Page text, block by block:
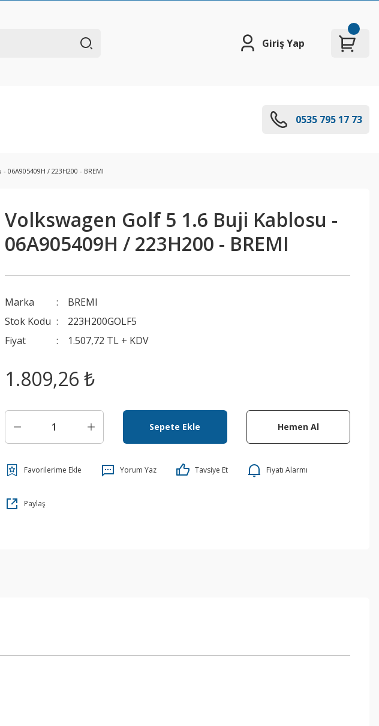
Giriş Yap
0535 795 17 73
06A905409H / 223H200 - BREMI
Volkswagen Golf 5 1.6 Buji Kablosu -
06A905409H / 223H200 - BREMI
Marka
BREMI
Stok Kodu
223H200GOLF5
Fiyat
1.507,72 TL + KDV
1.809,26 ₺
Sepete Ekle Hemen Al
Yorum Yaz Tavsiye Et Fiyatı Alarmı
Paylaş